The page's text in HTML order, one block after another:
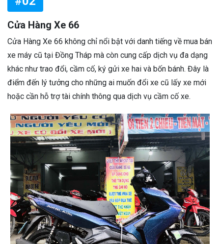
Cửa Hàng Xe 66
Cửa Hàng Xe 66 không chỉ nổi bật với danh tiếng về mua bán
xe máy cũ tại Đồng Tháp mà còn cung cấp dịch vụ đa dạng
khác như trao đổi, cầm cố, ký gửi xe hai và bốn bánh. Đây là
điểm đến lý tưởng cho những ai muốn đổi xe cũ lấy xe mới
hoặc cần hỗ trợ tài chính thông qua dịch vụ cầm cố xe.